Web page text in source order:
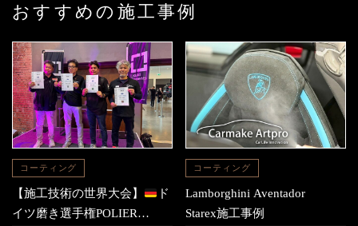
おすすめの施工事例
コーティング
【施工技術の世界大会】
ド
イツ磨き選手権POLIER
コーティング
Lamborghini Aventador
Starex施工事例